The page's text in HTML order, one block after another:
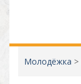
Молодёжка >